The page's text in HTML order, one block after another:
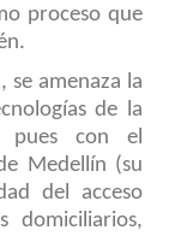
proceso que
se amenaza la
de la
pues con el
Medellín (su
del acceso
domiciliarios,